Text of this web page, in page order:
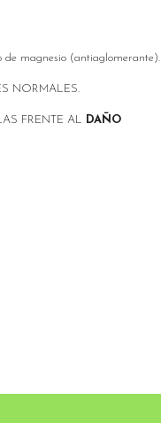
de magnesio (antiaglomerante).
NORMALES.
FRENTE AL DAÑO